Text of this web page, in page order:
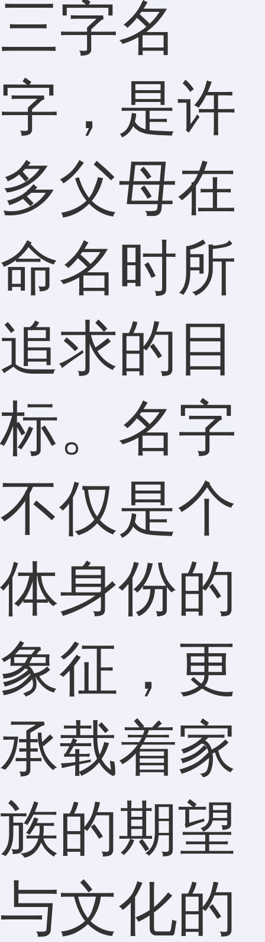
三字名
字，是许
多父母在
命名时所
追求的目
标。名字
不仅是个
体身份的
象征，更
承载着家
族的期望
与文化的